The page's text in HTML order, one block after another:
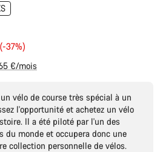
37%)
€/mois
vélo de course très spécial à un
l'opportunité et achetez un vélo
Il a été piloté par l'un des
du monde et occupera donc une
collection personnelle de vélos.